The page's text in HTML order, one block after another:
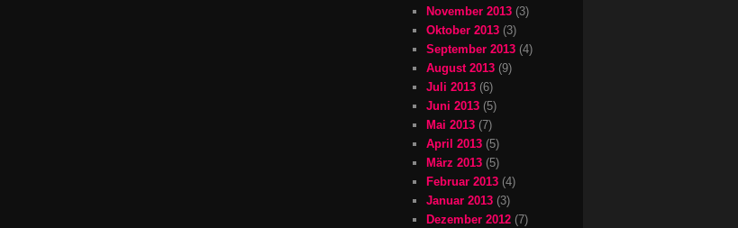
November 2013 (3)
Oktober 2013 (3)
September 2013 (4)
August 2013 (9)
Juli 2013 (6)
Juni 2013 (5)
Mai 2013 (7)
April 2013 (5)
März 2013 (5)
Februar 2013 (4)
Januar 2013 (3)
Dezember 2012 (7)